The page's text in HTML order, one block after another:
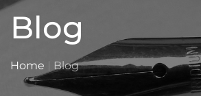
Blog
Home | Blog